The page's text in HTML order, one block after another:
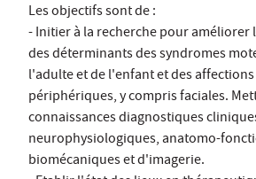
Les objectifs sont de :
- Initier à la recherche pour améliorer
des déterminants des syndromes
l'adulte et de l'enfant et des
périphériques, y compris faciales.
connaissances diagnostiques
neurophysiologiques, anatomo-
biomécaniques et d'imagerie.